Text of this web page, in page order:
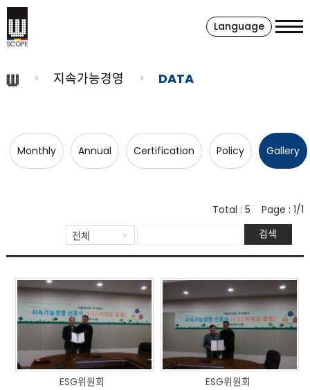
Language
지속가능경영 DATA
Monthly Annual Certification Policy Gallery
검색
Total :5 Page :1/1
ESG위원회 ESG위원회